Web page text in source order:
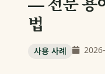
법
사용 사례